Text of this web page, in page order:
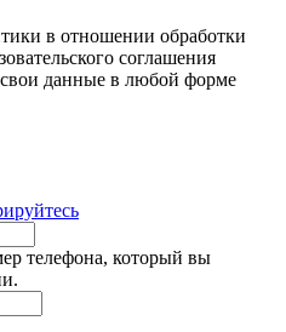
в отношении обработки
соглашения
свои данные в любой форме
телефона, который вы